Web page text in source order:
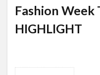
Fashion Week
HIGHLIGHT